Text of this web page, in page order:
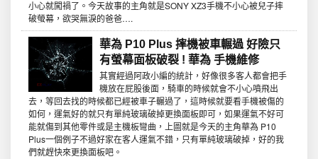
小心就闖禍了。今天故事的主角就是SONY XZ3手機不小心被兒子摔
破螢幕，欲哭無淚的爸爸….
華為 P10 Plus 摔機被車輾過 好險只
有螢幕面板破裂 ! 華為 手機維修
其實經過阿政小編的統計，好像很多客人都會把手
機放在屁股後面，騎車的時候就會不小心噴飛出
去，等回去找的時候都已經被車子輾過了，這時候就要看手機被傷的
如何，運氣好的就只有單純玻璃破掉更換面板即可，如果運氣不好可
能就傷到其他零件或是主機板彎曲，上圖就是今天的主角華為 P10
Plus一個例子不過好家在客人運氣不錯，只有單純玻璃破掉，好的我
們就趕快來更換面板吧。